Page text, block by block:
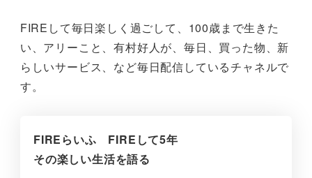
FIREして毎日楽しく過ごして、100歳まで生きた
い、アリーこと、有村好人が、毎日、買った物、新
らしいサービス、など毎日配信しているチャネルで
す。
FIREらいふ FIREして5年
その楽しい生活を語る